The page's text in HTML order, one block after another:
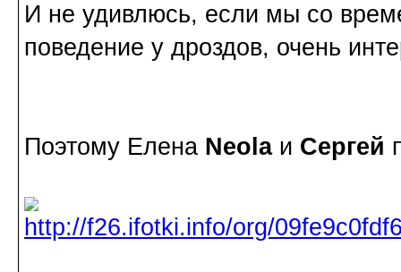
И не удивлюсь, если мы со
поведение у дроздов, очень
Поэтому Елена Neolaи Сергей